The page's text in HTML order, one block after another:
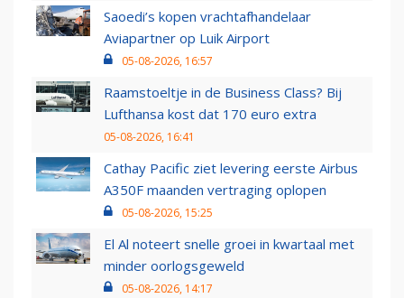
Saoedi’s kopen vrachtafhandelaar
Aviapartner op Luik Airport
05-08-2026, 16:57
Raamstoeltje in de Business Class? Bij
Lufthansa kost dat 170 euro extra
05-08-2026, 16:41
Cathay Pacific ziet levering eerste Airbus
A350F maanden vertraging oplopen
05-08-2026, 15:25
El Al noteert snelle groei in kwartaal met
minder oorlogsgeweld
05-08-2026, 14:17